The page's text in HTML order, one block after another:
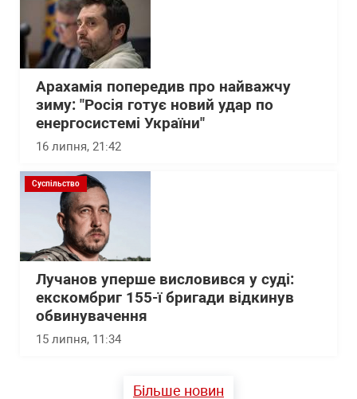
Арахамія попередив про найважчу
зиму: "Росія готує новий удар по
енергосистемі України"
16 липня, 21:42
Суспільство
Лучанов уперше висловився у суді:
екскомбриг 155-ї бригади відкинув
обвинувачення
15 липня, 11:34
Більше новин